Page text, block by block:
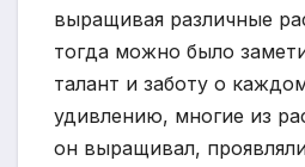
выращивая различные
тогда можно было
талант и заботу о
удивлению, многие из
он выращивал,